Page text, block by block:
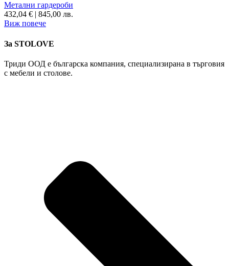
Метални гардероби
432,04 € | 845,00 лв.
Виж повече
За STOLOVE
Триди ООД е българска компания, специализирана в търговия
с мебели и столове.